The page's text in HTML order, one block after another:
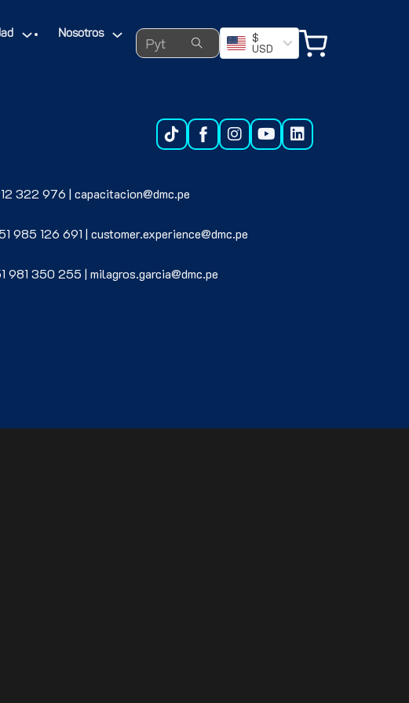
Nosotros Search ...
$
USD
322 976 | capacitacion@dmc.pe
985 126 691 | customer.experience@dmc.pe
981 350 255 | milagros.garcia@dmc.pe